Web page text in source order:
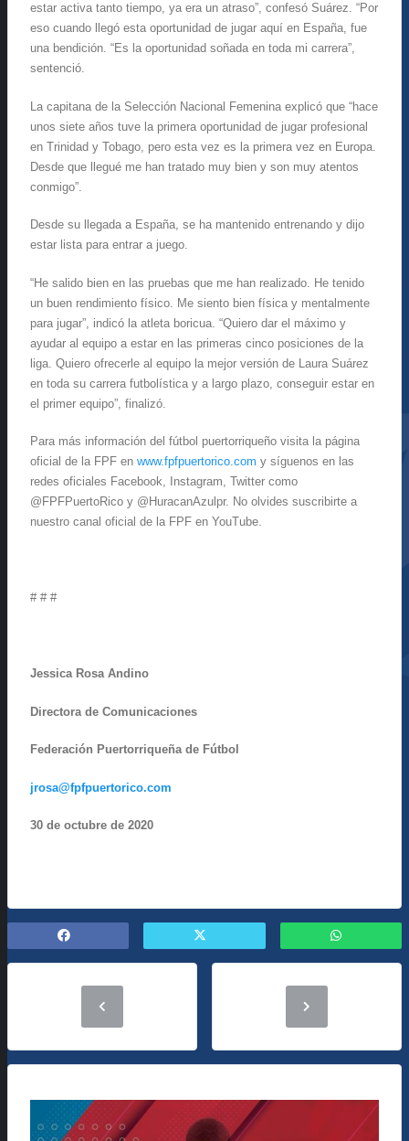
estar activa tanto tiempo, ya era un atraso”, confesó Suárez. “Por
eso cuando llegó esta oportunidad de jugar aquí en España, fue
una bendición. “Es la oportunidad soñada en toda mi carrera”,
sentenció.
La capitana de la Selección Nacional Femenina explicó que “hace
unos siete años tuve la primera oportunidad de jugar profesional
en Trinidad y Tobago, pero esta vez es la primera vez en Europa.
Desde que llegué me han tratado muy bien y son muy atentos
conmigo”.
Desde su llegada a España, se ha mantenido entrenando y dijo
estar lista para entrar a juego.
“He salido bien en las pruebas que me han realizado. He tenido
un buen rendimiento físico. Me siento bien física y mentalmente
para jugar”, indicó la atleta boricua. “Quiero dar el máximo y
ayudar al equipo a estar en las primeras cinco posiciones de la
liga. Quiero ofrecerle al equipo la mejor versión de Laura Suárez
en toda su carrera futbolística y a largo plazo, conseguir estar en
el primer equipo”, finalizó.
Para más información del fútbol puertorriqueño visita la página
oficial de la FPF en www.fpfpuertorico.com y síguenos en las
redes oficiales Facebook, Instagram, Twitter como
@FPFPuertoRico y @HuracanAzulpr. No olvides suscribirte a
nuestro canal oficial de la FPF en YouTube.
# # #
Jessica Rosa Andino
Directora de Comunicaciones
Federación Puertorriqueña de Fútbol
jrosa@fpfpuertorico.com
30 de octubre de 2020